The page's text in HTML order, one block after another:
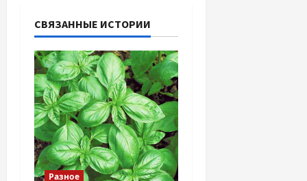
ц
и
я
з
а
п
СВЯЗАННЫЕ ИСТОРИИ
Разное